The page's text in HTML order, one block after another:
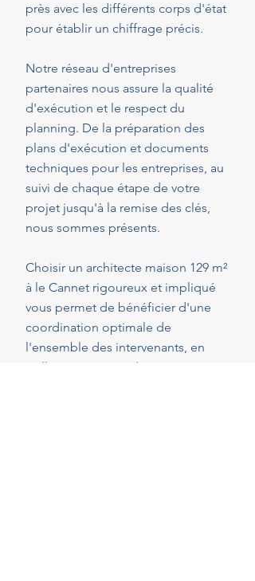
près avec les différents corps d'état
pour établir un chiffrage précis.
Notre réseau d'entreprises
partenaires nous assure la qualité
d'exécution et le respect du
planning. De la préparation des
plans d'exécution et documents
techniques pour les entreprises, au
suivi de chaque étape de votre
projet jusqu'à la remise des clés,
nous sommes présents.
Choisir un architecte maison 129 m²
à le Cannet rigoureux et impliqué
vous permet de bénéficier d'une
coordination optimale de
l'ensemble des intervenants, en
veillant au respect de vos attentes,